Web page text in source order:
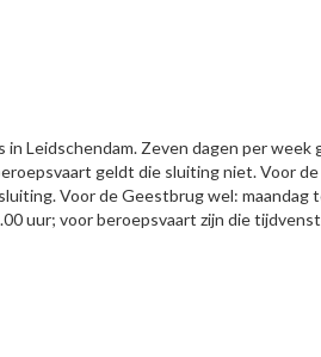
Leidschendam. Zeven dagen per week
geldt die sluiting niet. Voor
Voor de Geestbrug wel: maandag
uur; voor beroepsvaart zijn die